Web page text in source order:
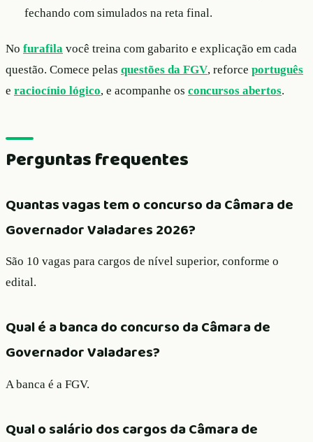
fechando com simulados na reta final.
No furafila você treina com gabarito e explicação em cada
questão. Comece pelas questões da FGV, reforce português
e raciocínio lógico, e acompanhe os concursos abertos.
Perguntas frequentes
Quantas vagas tem o concurso da Câmara de
Governador Valadares 2026?
São 10 vagas para cargos de nível superior, conforme o
edital.
Qual é a banca do concurso da Câmara de
Governador Valadares?
A banca é a FGV.
Qual o salário dos cargos da Câmara de